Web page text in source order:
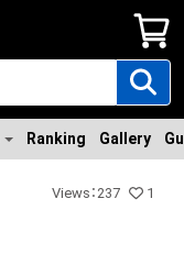
Ranking Gallery
Views ：237 1